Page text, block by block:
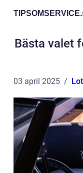
TIPSOMSERVICE.
Bästa valet
03 april 2025